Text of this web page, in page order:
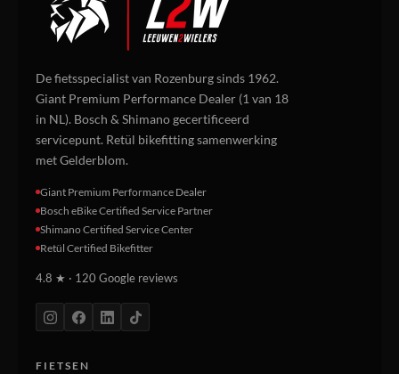
De fietsspecialist van Rozenburg sinds 1962.
Giant Premium Performance Dealer (1 van 18
in NL). Bosch & Shimano gecertificeerd
servicepunt. Retül bikefitting samenwerking
met Gelderblom.
Giant Premium Performance Dealer
Bosch eBike Certified Service Partner
Shimano Certified Service Center
Retül Certified Bikefitter
4.8 ★ · 120 Google reviews
FIETSEN